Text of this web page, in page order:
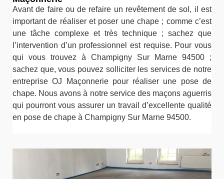
Avant de faire ou de refaire un revêtement de sol, il est
important de réaliser et poser une chape ; comme c’est
une tâche complexe et très technique ; sachez que
l’intervention d’un professionnel est requise. Pour vous
qui vous trouvez à Champigny Sur Marne 94500 ;
sachez que, vous pouvez solliciter les services de notre
entreprise OJ Maçonnerie pour réaliser une pose de
chape. Nous avons à notre service des maçons aguerris
qui pourront vous assurer un travail d’excellente qualité
en pose de chape à Champigny Sur Marne 94500.